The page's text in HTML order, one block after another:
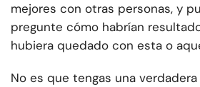
mejores con otras personas, y
pregunte cómo habrían
hubiera quedado con esta o
No es que tengas una